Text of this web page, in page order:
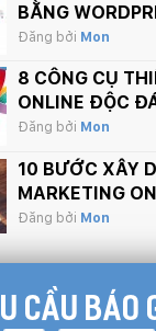
BẰNG
Đăng bởi Mon
8 CÔNG CỤ
ONLINE ĐỘC
Đăng bởi Mon
10 BƯỚC XÂY
MARKETING
Đăng bởi Mon
CẦU BÁO